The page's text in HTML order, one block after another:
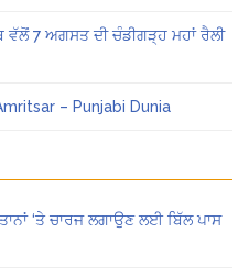
7 ਅਗਸਤ ਦੀ ਚੰਡੀਗੜ੍ਹ ਮਹਾਂ ਰੈਲੀ
– Punjabi Dunia
‘ਤੇ ਚਾਰਜ ਲਗਾਉਣ ਲਈ ਬਿੱਲ ਪਾਸ